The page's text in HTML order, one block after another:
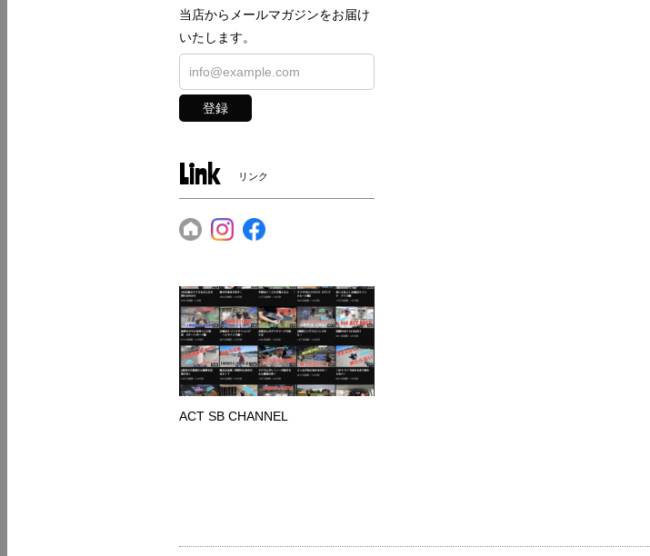
当店からメールマガジンをお届け
いたします。
登録
Link リンク
ACT SB CHANNEL